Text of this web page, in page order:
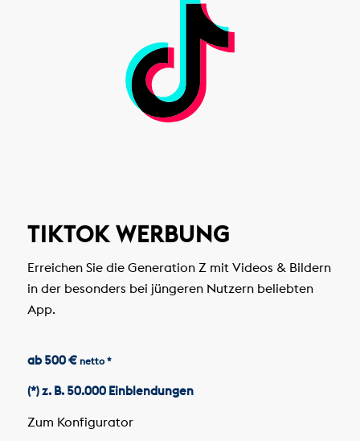
TIKTOK WERBUNG
Erreichen Sie die Generation Z mit Videos & Bildern
in der besonders bei jüngeren Nutzern beliebten
App.
ab 500 € netto *
(*) z. B. 50.000 Einblendungen
Zum Konfigurator